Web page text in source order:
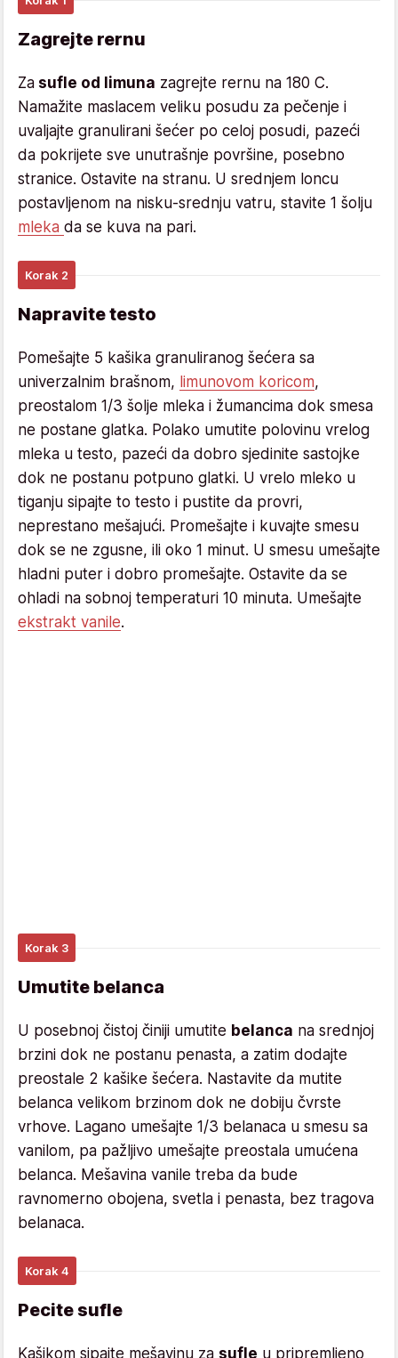
Zagrejte rernu
Za sufle od limuna zagrejte rernu na 180 C.
Namažite maslacem veliku posudu za pečenje i
uvaljajte granulirani šećer po celoj posudi, pazeći
da pokrijete sve unutrašnje površine, posebno
stranice. Ostavite na stranu. U srednjem loncu
postavljenom na nisku-srednju vatru, stavite 1 šolju
mleka da se kuva na pari.
Korak 2
Napravite testo
Pomešajte 5 kašika granuliranog šećera sa
univerzalnim brašnom, limunovom koricom,
preostalom 1/3 šolje mleka i žumancima dok smesa
ne postane glatka. Polako umutite polovinu vrelog
mleka u testo, pazeći da dobro sjedinite sastojke
dok ne postanu potpuno glatki. U vrelo mleko u
tiganju sipajte to testo i pustite da provri,
neprestano mešajući. Promešajte i kuvajte smesu
dok se ne zgusne, ili oko 1 minut. U smesu umešajte
hladni puter i dobro promešajte. Ostavite da se
ohladi na sobnoj temperaturi 10 minuta. Umešajte
ekstrakt vanile.
Korak 3
Umutite belanca
U posebnoj čistoj činiji umutite belanca na srednjoj
brzini dok ne postanu penasta, a zatim dodajte
preostale 2 kašike šećera. Nastavite da mutite
belanca velikom brzinom dok ne dobiju čvrste
vrhove. Lagano umešajte 1/3 belanaca u smesu sa
vanilom, pa pažljivo umešajte preostala umućena
belanca. Mešavina vanile treba da bude
ravnomerno obojena, svetla i penasta, bez tragova
belanaca.
Korak 4
Pecite sufle
Kašikom sipajte mešavinu za sufle u pripremljeno